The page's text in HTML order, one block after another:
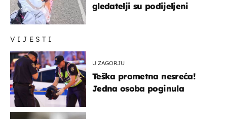
VIJESTI
U ZAGORJU
Teška prometna nesreća!
Jedna osoba poginula
gledatelji su podijeljeni